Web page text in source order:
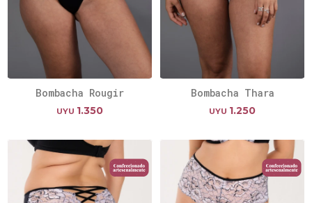
Bombacha Rougir
UYU 1.350
Bombacha Thara
UYU 1.250